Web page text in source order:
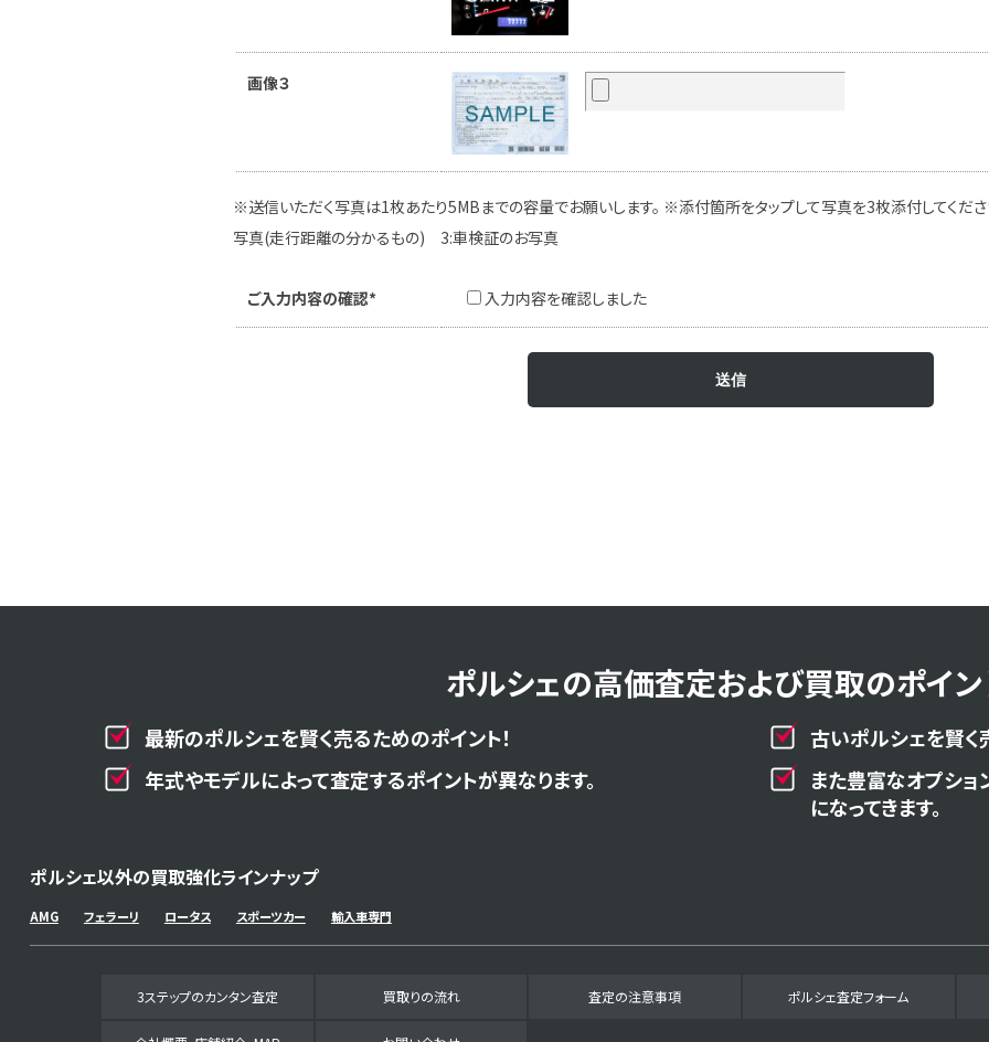
画像３
※送信いただく写真は1枚あたり5MBまでの容量でお願いします。 ※添付箇所をタップして写真を3枚添付してくだ
写真(走行距離の分かるもの) 3:車検証のお写真
ご入力内容の確認* 入力内容を確認しました
ポルシェの高価査定および買取のポイン
最新のポルシェを賢く売るためのポイント！
古いポルシェを賢く
年式やモデルによって査定するポイントが異なります。
また豊富なオプシ
になってきます。
ポルシェ以外の買取強化ラインナップ
AMG フェラーリ ロータス スポーツカー 輸入車専門
3ステップのカンタン査定 買取りの流れ 査定の注意事項 ポルシェ査定フォーム